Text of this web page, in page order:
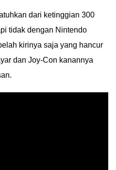
dari ketinggian 300
tidak dengan Nintendo
kirinya saja yang hancur
dan Joy-Con kanannya